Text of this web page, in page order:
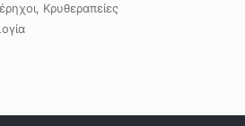
Κρυθεραπείες